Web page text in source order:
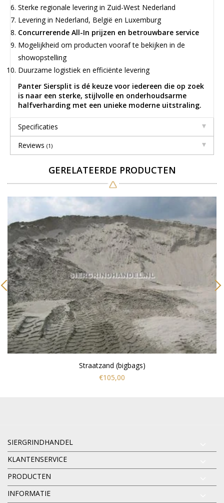
Sterke regionale levering in Zuid-West Nederland
Levering in Nederland, België en Luxemburg
Concurrerende All-In prijzen en betrouwbare service
Mogelijkheid om producten vooraf te bekijken in de
showopstelling
Duurzame logistiek en efficiënte levering
Panter Siersplit is dé keuze voor iedereen die op zoek
is naar een sterke, stijlvolle en onderhoudsarme
halfverharding met een unieke moderne uitstraling.
Specificaties
Reviews (1)
GERELATEERDE PRODUCTEN
Straatzand (bigbags)
€105,00
SIERGRINDHANDEL
KLANTENSERVICE
PRODUCTEN
INFORMATIE